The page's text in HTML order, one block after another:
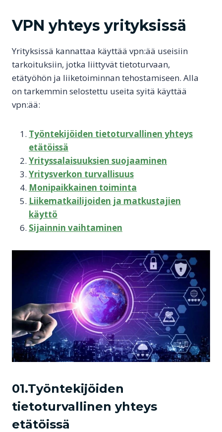
VPN yhteys yrityksissä
Yrityksissä kannattaa käyttää vpn:ää useisiin
tarkoituksiin, jotka liittyvät tietoturvaan,
etätyöhön ja liiketoiminnan tehostamiseen. Alla
on tarkemmin selostettu useita syitä käyttää
vpn:ää:
Työntekijöiden tietoturvallinen yhteys
etätöissä
Yrityssalaisuuksien suojaaminen
Yritysverkon turvallisuus
Monipaikkainen toiminta
Liikematkailijoiden ja matkustajien
käyttö
Sijainnin vaihtaminen
01.Työntekijöiden
tietoturvallinen yhteys
etätöissä